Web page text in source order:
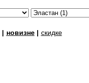
| новизне| скидке